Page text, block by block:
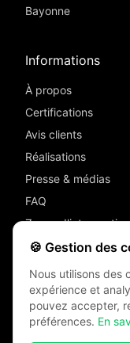
Bayonne
Informations
À propos
Certifications
Avis clients
Réalisations
Presse & médias
FAQ
Zones d'intervention
Devis
Contact
Mentions légales
RGPD
🍪 Gestion des
Nous utilisons des
expérience et
pouvez accepter,
préférences. En